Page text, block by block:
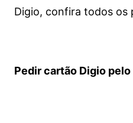
Digio, confira todos os
Pedir cartão Digio